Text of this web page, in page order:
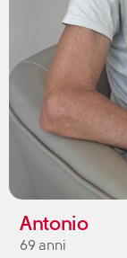
Antonio
69 anni